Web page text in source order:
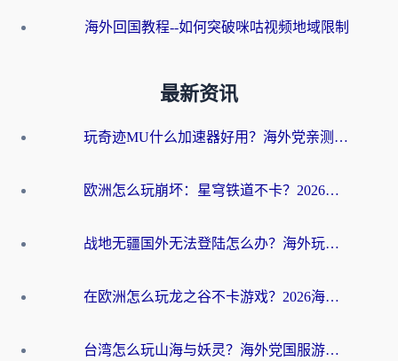
海外回国教程--如何突破咪咕视频地域限制
最新资讯
玩奇迹MU什么加速器好用？海外党亲测：这款加速器让你告别延迟卡顿！
欧洲怎么玩崩坏：星穹铁道不卡？2026海外玩家国服游戏加速器终极攻略
战地无疆国外无法登陆怎么办？海外玩家国服畅玩终极指南（附欧服魔兽EVE加速方案）
在欧洲怎么玩龙之谷不卡游戏？2026海外党国服游戏加速全攻略
台湾怎么玩山海与妖灵？海外党国服游戏加速全攻略，告别延迟卡顿